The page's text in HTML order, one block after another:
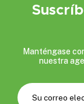
Manténgase
nuestra